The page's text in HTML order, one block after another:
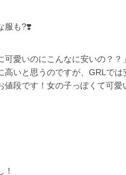
服も?❣️
可愛いのにこんなに安いの？？
いと思うのですが、 GRL では
値段です！女の子っぽくて可